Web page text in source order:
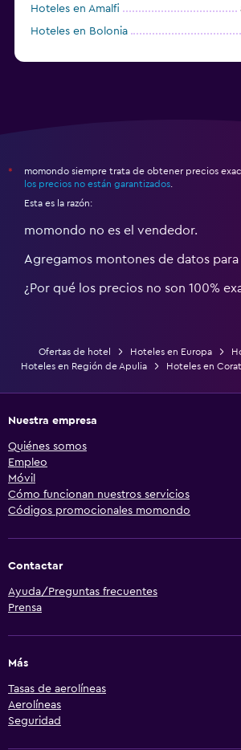
Hoteles en Amalfi
Hoteles en Bolonia
*
momondo siempre trata de obtener precios
los precios no están garantizados
Esta es la razón:
momondo no es el vendedor.
Agregamos montones de datos para
¿Por qué los precios no son 100%
Ofertas de hotel Hoteles en Europa
Hoteles en Región de Apulia
Hoteles en
Nuestra empresa
Quiénes somos
Empleo
Móvil
Cómo funcionan nuestros servicios
Códigos promocionales momondo
Contactar
Ayuda/Preguntas frecuentes
Prensa
Más
Tasas de aerolíneas
Aerolíneas
Seguridad